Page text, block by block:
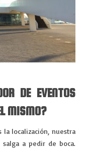
DE EVENTOS
MISMO?
la localización, nuestra
a pedir de boca.